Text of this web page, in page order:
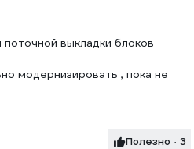
выкладки блоков
модернизировать , пока не
Полезно · 3